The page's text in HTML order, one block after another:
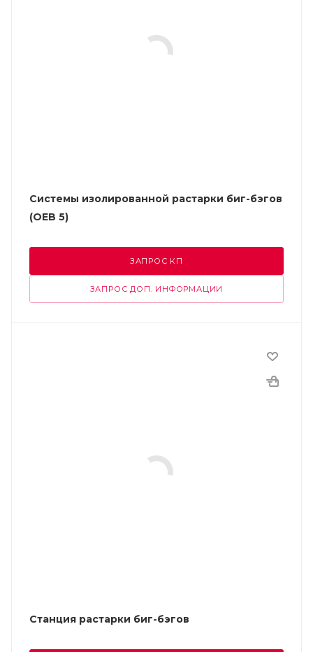
Системы изолированной растарки биг-бэгов
(OEB 5)
ЗАПРОС КП
ЗАПРОС ДОП. ИНФОРМАЦИИ
Станция растарки биг-бэгов